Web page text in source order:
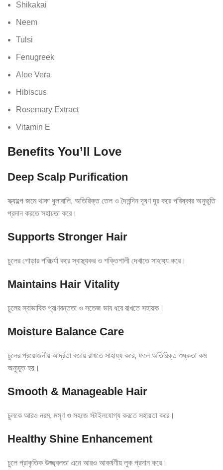
Shikakai
Neem
Tulsi
Fenugreek
Aloe Vera
Hibiscus
Rosemary Extract
Vitamin E
Benefits You’ll Love
Deep Scalp Purification
স্ক্যাল্পে জমে থাকা ধুলাবালি, অতিরিক্ত তেল ও দৈনন্দিন দূষণ দূর করে পরিষ্কার অনুভূতি
প্রদান করতে সহায়তা করে।
Supports Stronger Hair
চুলের গোড়ার পরিচর্যা করে স্বাস্থ্যকর ও শক্তিশালী দেখাতে সাহায্য করে।
Maintains Hair Vitality
চুলের স্বাভাবিক প্রাণবন্ততা ও সতেজ ভাব ধরে রাখতে সহায়ক।
Moisture Balance Care
চুলের প্রয়োজনীয় আর্দ্রতা বজায় রাখতে সাহায্য করে, ফলে অতিরিক্ত শুষ্কতা কম
অনুভূত হয়।
Smooth & Manageable Hair
চুলকে আরও নরম, মসৃণ ও সহজে স্টাইলযোগ্য করতে সহায়তা করে।
Healthy Shine Enhancement
চুলে প্রাকৃতিক উজ্জ্বলতা এনে আরও আকর্ষণীয় লুক প্রদান করে।